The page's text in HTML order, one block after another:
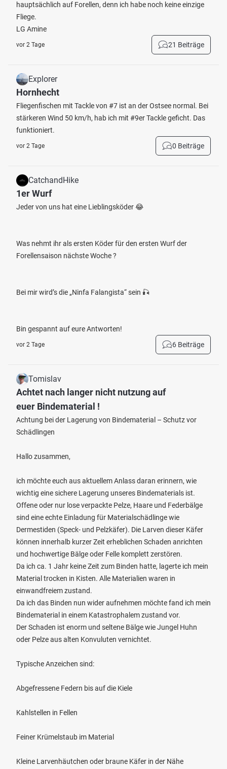
hauptsächlich auf Forellen, denn ich habe noch keine einzige
Fliege.
LG Amine
vor 2 Tage 21 Beiträge
Explorer
Hornhecht
Fliegenfischen mit Tackle von #7 ist an der Ostsee normal. Bei
stärkeren Wind 50 km/h, hab ich mit #9er Tackle geficht. Das
funktioniert.
vor 2 Tage 0 Beiträge
CatchandHike
1er Wurf
Jeder von uns hat eine Lieblingsköder 😂
Was nehmt ihr als ersten Köder für den ersten Wurf der
Forellensaison nächste Woche ?
Bei mir wird’s die „Ninfa Falangista“ sein 🎣
Bin gespannt auf eure Antworten!
vor 2 Tage 6 Beiträge
Tomislav
Achtet nach langer nicht nutzung auf
euer Bindematerial !
Achtung bei der Lagerung von Bindematerial – Schutz vor
Schädlingen
Hallo zusammen,
ich möchte euch aus aktuellem Anlass daran erinnern, wie
wichtig eine sichere Lagerung unseres Bindematerials ist.
Offene oder nur lose verpackte Pelze, Haare und Federbälge
sind eine echte Einladung für Materialschädlinge wie
Dermestiden (Speck- und Pelzkäfer). Die Larven dieser Käfer
können innerhalb kurzer Zeit erheblichen Schaden anrichten
und hochwertige Bälge oder Felle komplett zerstören.
Da ich ca. 1 Jahr keine Zeit zum Binden hatte, lagerte ich mein
Material trocken in Kisten. Alle Materialien waren in
einwandfreiem zustand.
Da ich das Binden nun wider aufnehmen möchte fand ich mein
Bindematerial in einem Katastrophalem zustand vor.
Der Schaden ist enorm und seltene Bälge wie Jungel Huhn
oder Pelze aus alten Konvuluten vernichtet.
Typische Anzeichen sind:
Abgefressene Federn bis auf die Kiele
Kahlstellen in Fellen
Feiner Krümelstaub im Material
Kleine Larvenhäutchen oder braune Käfer in der Nähe